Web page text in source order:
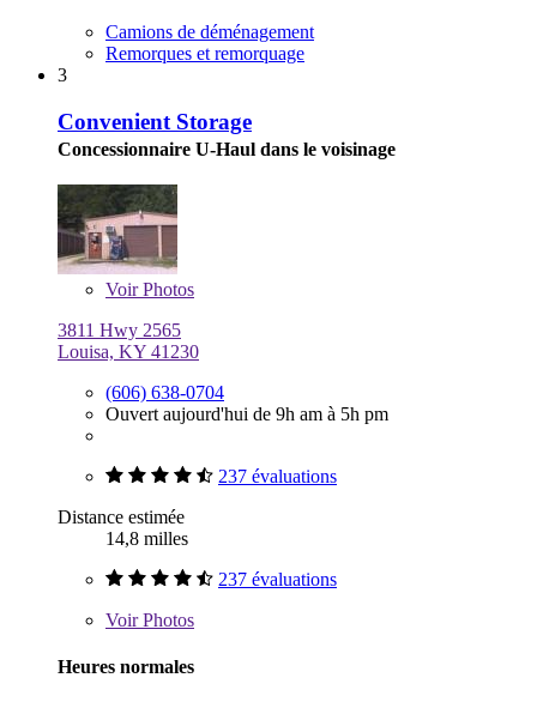
Camions de déménagement
Remorques et remorquage
3
Convenient Storage
Concessionnaire U-Haul dans le voisinage
VoirPhotos
3811 Hwy 2565
Louisa, KY 41230
(606) 638-0704
Ouvert aujourd'hui de 9h am à 5h pm
237 évaluations
Distance estimée
14,8 milles
237 évaluations
VoirPhotos
Heures normales